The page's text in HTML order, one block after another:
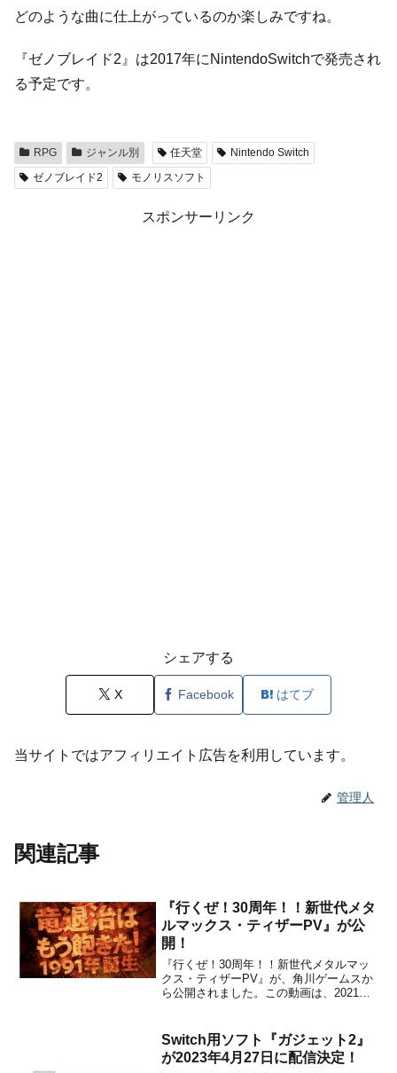
どのような曲に仕上がっているのか楽しみですね。
『ゼノブレイド2』は2017年にNintendoSwitchで発売され
る予定です。
RPG ジャンル別 任天堂
Nintendo Switch
ゼノブレイド2
モノリスソフト
スポンサーリンク
シェアする
X Facebook はてブ
当サイトではアフィリエイト広告を利用しています。
管理人
関連記事
『行くぜ！30周年！！新世代メタ
ルマックス・ティザーPV』が公
開！
『行くぜ！30周年！！新世代メタルマッ
クス・ティザーPV』が、角川ゲームスか
ら公開されました。この動画は、2021年
紹介するものです。興味のある方は、下
記から動画をチェックしてみてくださ
い。ファミ通.co...
Switch用ソフト『ガジェット2』
が2023年4月27日に配信決定！